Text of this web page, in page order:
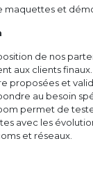
maquettes et
de nos
aux clients
proposées et
au besoin
permet de
avec les
et réseaux.